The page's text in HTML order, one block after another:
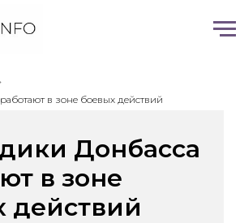
в зоне боевых действий
Донбасса
в зоне
действий